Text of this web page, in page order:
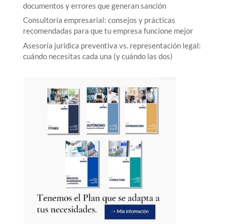
documentos y errores que generan sanción
Consultoría empresarial: consejos y prácticas
recomendadas para que tu empresa funcione mejor
Asesoría jurídica preventiva vs. representación legal:
cuándo necesitas cada una (y cuándo las dos)